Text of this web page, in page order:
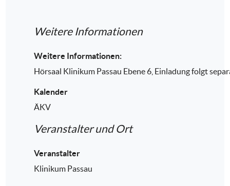
Weitere Informationen
Weitere Informationen:
Hörsaal Klinikum Passau Ebene 6, Einladung folgt
Kalender
ÄKV
Veranstalter und Ort
Veranstalter
Klinikum Passau